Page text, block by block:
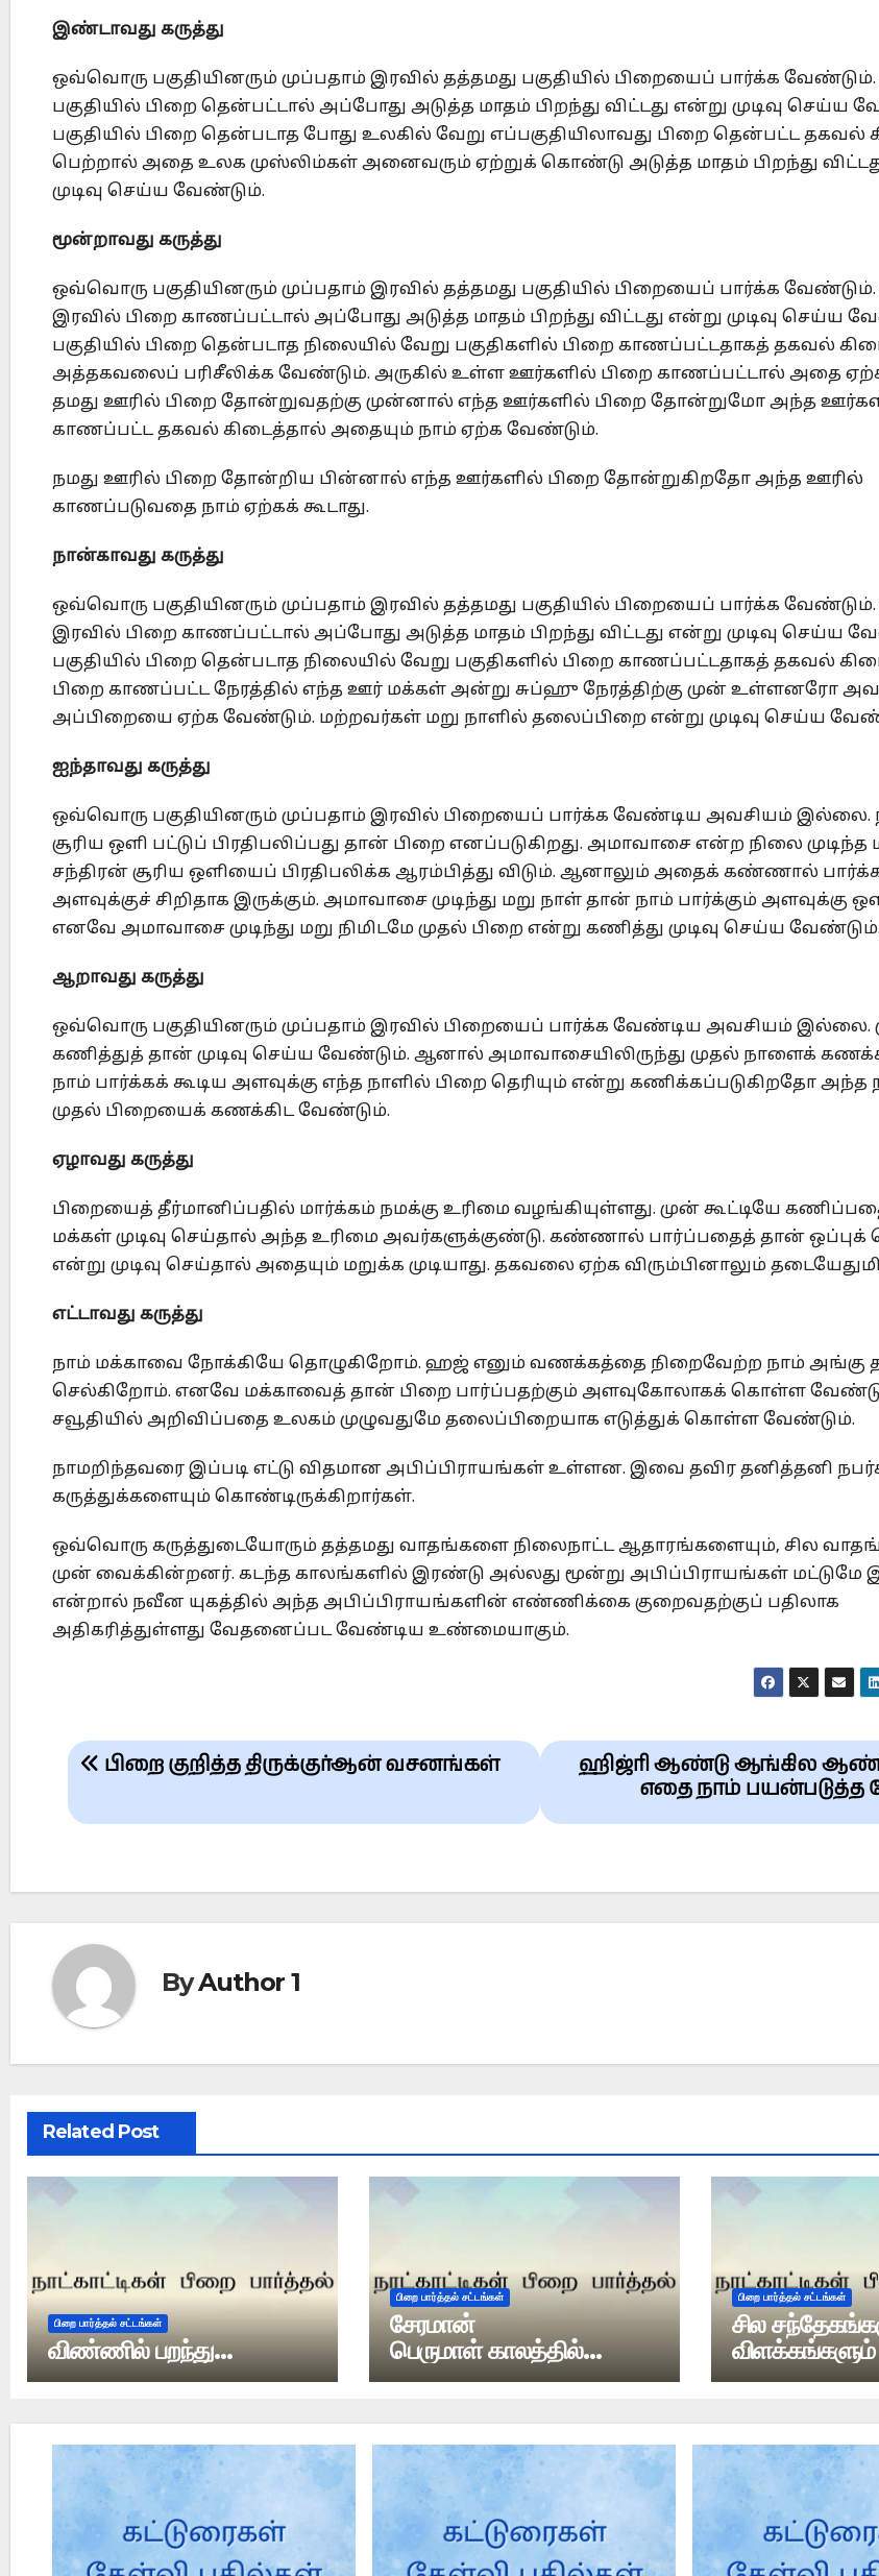
இண்டாவது கருத்து
ஒவ்வொரு பகுதியினரும் முப்பதாம் இரவில் தத்தமது பகுதியில் பிறையைப் பார்க்க வேண்டும்.
பகுதியில் பிறை தென்பட்டால் அப்போது அடுத்த மாதம் பிறந்து விட்டது என்று முடிவு செய்ய
பகுதியில் பிறை தென்படாத போது உலகில் வேறு எப்பகுதியிலாவது பிறை தென்பட்ட தகவல்
பெற்றால் அதை உலக முஸ்லிம்கள் அனைவரும் ஏற்றுக் கொண்டு அடுத்த மாதம் பிறந்து
முடிவு செய்ய வேண்டும்.
மூன்றாவது கருத்து
ஒவ்வொரு பகுதியினரும் முப்பதாம் இரவில் தத்தமது பகுதியில் பிறையைப் பார்க்க வேண்டும்.
இரவில் பிறை காணப்பட்டால் அப்போது அடுத்த மாதம் பிறந்து விட்டது என்று முடிவு செய்ய
பகுதியில் பிறை தென்படாத நிலையில் வேறு பகுதிகளில் பிறை காணப்பட்டதாகத் தகவல்
அத்தகவலைப் பரிசீலிக்க வேண்டும். அருகில் உள்ள ஊர்களில் பிறை காணப்பட்டால் அதை
தமது ஊரில் பிறை தோன்றுவதற்கு முன்னால் எந்த ஊர்களில் பிறை தோன்றுமோ அந்த
காணப்பட்ட தகவல் கிடைத்தால் அதையும் நாம் ஏற்க வேண்டும்.
நமது ஊரில் பிறை தோன்றிய பின்னால் எந்த ஊர்களில் பிறை தோன்றுகிறதோ அந்த ஊரில்
காணப்படுவதை நாம் ஏற்கக் கூடாது.
நான்காவது கருத்து
ஒவ்வொரு பகுதியினரும் முப்பதாம் இரவில் தத்தமது பகுதியில் பிறையைப் பார்க்க வேண்டும்.
இரவில் பிறை காணப்பட்டால் அப்போது அடுத்த மாதம் பிறந்து விட்டது என்று முடிவு செய்ய
பகுதியில் பிறை தென்படாத நிலையில் வேறு பகுதிகளில் பிறை காணப்பட்டதாகத் தகவல்
பிறை காணப்பட்ட நேரத்தில் எந்த ஊர் மக்கள் அன்று சுப்ஹு நேரத்திற்கு முன் உள்ளனரோ
அப்பிறையை ஏற்க வேண்டும். மற்றவர்கள் மறு நாளில் தலைப்பிறை என்று முடிவு செய்ய
ஐந்தாவது கருத்து
ஒவ்வொரு பகுதியினரும் முப்பதாம் இரவில் பிறையைப் பார்க்க வேண்டிய அவசியம் இல்லை.
சூரிய ஒளி பட்டுப் பிரதிபலிப்பது தான் பிறை எனப்படுகிறது. அமாவாசை என்ற நிலை
சந்திரன் சூரிய ஒளியைப் பிரதிபலிக்க ஆரம்பித்து விடும். ஆனாலும் அதைக் கண்ணால் பார்க்க
அளவுக்குச் சிறிதாக இருக்கும். அமாவாசை முடிந்து மறு நாள் தான் நாம் பார்க்கும் அளவுக்கு
எனவே அமாவாசை முடிந்து மறு நிமிடமே முதல் பிறை என்று கணித்து முடிவு செய்ய வேண்டும்.
ஆறாவது கருத்து
ஒவ்வொரு பகுதியினரும் முப்பதாம் இரவில் பிறையைப் பார்க்க வேண்டிய அவசியம் இல்லை.
கணித்துத் தான் முடிவு செய்ய வேண்டும். ஆனால் அமாவாசையிலிருந்து முதல் நாளைக்
நாம் பார்க்கக் கூடிய அளவுக்கு எந்த நாளில் பிறை தெரியும் என்று கணிக்கப்படுகிறதோ அந்த
முதல் பிறையைக் கணக்கிட வேண்டும்.
ஏழாவது கருத்து
பிறையைத் தீர்மானிப்பதில் மார்க்கம் நமக்கு உரிமை வழங்கியுள்ளது. முன் கூட்டியே
மக்கள் முடிவு செய்தால் அந்த உரிமை அவர்களுக்குண்டு. கண்ணால் பார்ப்பதைத் தான்
என்று முடிவு செய்தால் அதையும் மறுக்க முடியாது. தகவலை ஏற்க விரும்பினாலும்
எட்டாவது கருத்து
நாம் மக்காவை நோக்கியே தொழுகிறோம். ஹஜ் எனும் வணக்கத்தை நிறைவேற்ற நாம் அங்கு
செல்கிறோம். எனவே மக்காவைத் தான் பிறை பார்ப்பதற்கும் அளவுகோலாகக் கொள்ள
சவூதியில் அறிவிப்பதை உலகம் முழுவதுமே தலைப்பிறையாக எடுத்துக் கொள்ள வேண்டும்.
நாமறிந்தவரை இப்படி எட்டு விதமான அபிப்பிராயங்கள் உள்ளன. இவை தவிர தனித்தனி
கருத்துக்களையும் கொண்டிருக்கிறார்கள்.
ஒவ்வொரு கருத்துடையோரும் தத்தமது வாதங்களை நிலைநாட்ட ஆதாரங்களையும், சில
முன் வைக்கின்றனர். கடந்த காலங்களில் இரண்டு அல்லது மூன்று அபிப்பிராயங்கள் மட்டுமே
என்றால் நவீன யுகத்தில் அந்த அபிப்பிராயங்களின் எண்ணிக்கை குறைவதற்குப் பதிலாக
அதிகரித்துள்ளது வேதனைப்பட வேண்டிய உண்மையாகும்.
Post
navigation
ஹிஜ்ரி ஆண்டு ஆங்கில
எதை நாம் பயன்படுத்த
பிறை குறித்த திருக்குர்ஆன் வசனங்கள்
ByAuthor 1
Related Post
பிறை பார்த்தல் சட்டங்கள்
விண்ணில் பறந்து…
பிறை பார்த்தல் சட்டங்கள்
சேரமான்
பெருமாள் காலத்தில்
சந்திரன் பிளந்த நிகழ்ச்சி
பிறை பார்த்தல் சட்டங்கள்
சில
விளக்கங்களும்